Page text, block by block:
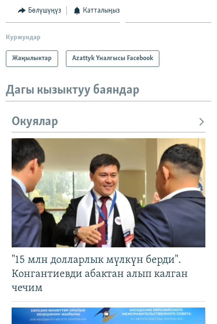
Бөлүшүңүз Катталыңыз
Куржундар
Жаңылыктар Azattyk Үналгысы Facebook
Дагы кызыктуу баяндар
Окуялар
"15 млн долларлык мүлкүн берди".
Конгантиевди абактан алып калган
чечим